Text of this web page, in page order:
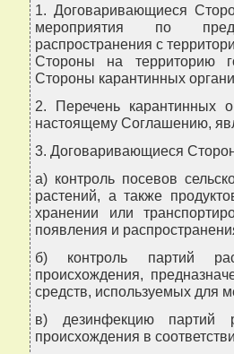
1. Договаривающиеся
мероприятия по
распространения с
Стороны на территорию
Стороны карантинных
2. Перечень карантинных
настоящему Соглашению,
3. Договаривающиеся
а) контроль посевов
растений, а также
хранении или
появления и
б) контроль партий
происхождения,
средств, используемых для
в) дезинфекцию партий
происхождения в